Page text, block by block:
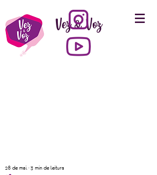
Vez & Voz
28 de mai. 3 min de leitura